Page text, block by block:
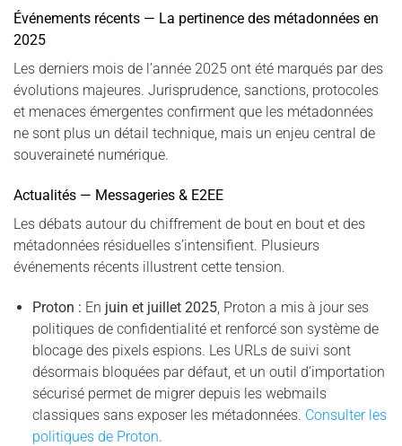
Événements récents — La pertinence des métadonnées en
2025
Les derniers mois de l’année 2025 ont été marqués par des
évolutions majeures. Jurisprudence, sanctions, protocoles
et menaces émergentes confirment que les métadonnées
ne sont plus un détail technique, mais un enjeu central de
souveraineté numérique.
Actualités — Messageries & E2EE
Les débats autour du chiffrement de bout en bout et des
métadonnées résiduelles s’intensifient. Plusieurs
événements récents illustrent cette tension.
Proton : En juin et juillet 2025, Proton a mis à jour ses
politiques de confidentialité et renforcé son système de
blocage des pixels espions. Les URLs de suivi sont
désormais bloquées par défaut, et un outil d’importation
sécurisé permet de migrer depuis les webmails
classiques sans exposer les métadonnées. Consulter les
politiques de Proton.